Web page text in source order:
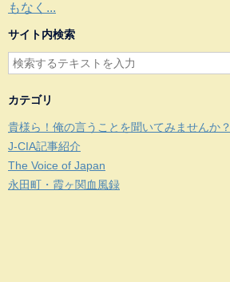
もなく...
サイト内検索
カテゴリ
貴様ら！俺の言うことを聞いてみませんか？
J-CIA記事紹介
The Voice of Japan
永田町・霞ヶ関血風録